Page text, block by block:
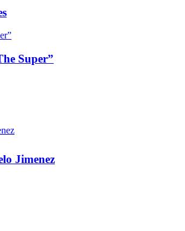
Super”
Jimenez